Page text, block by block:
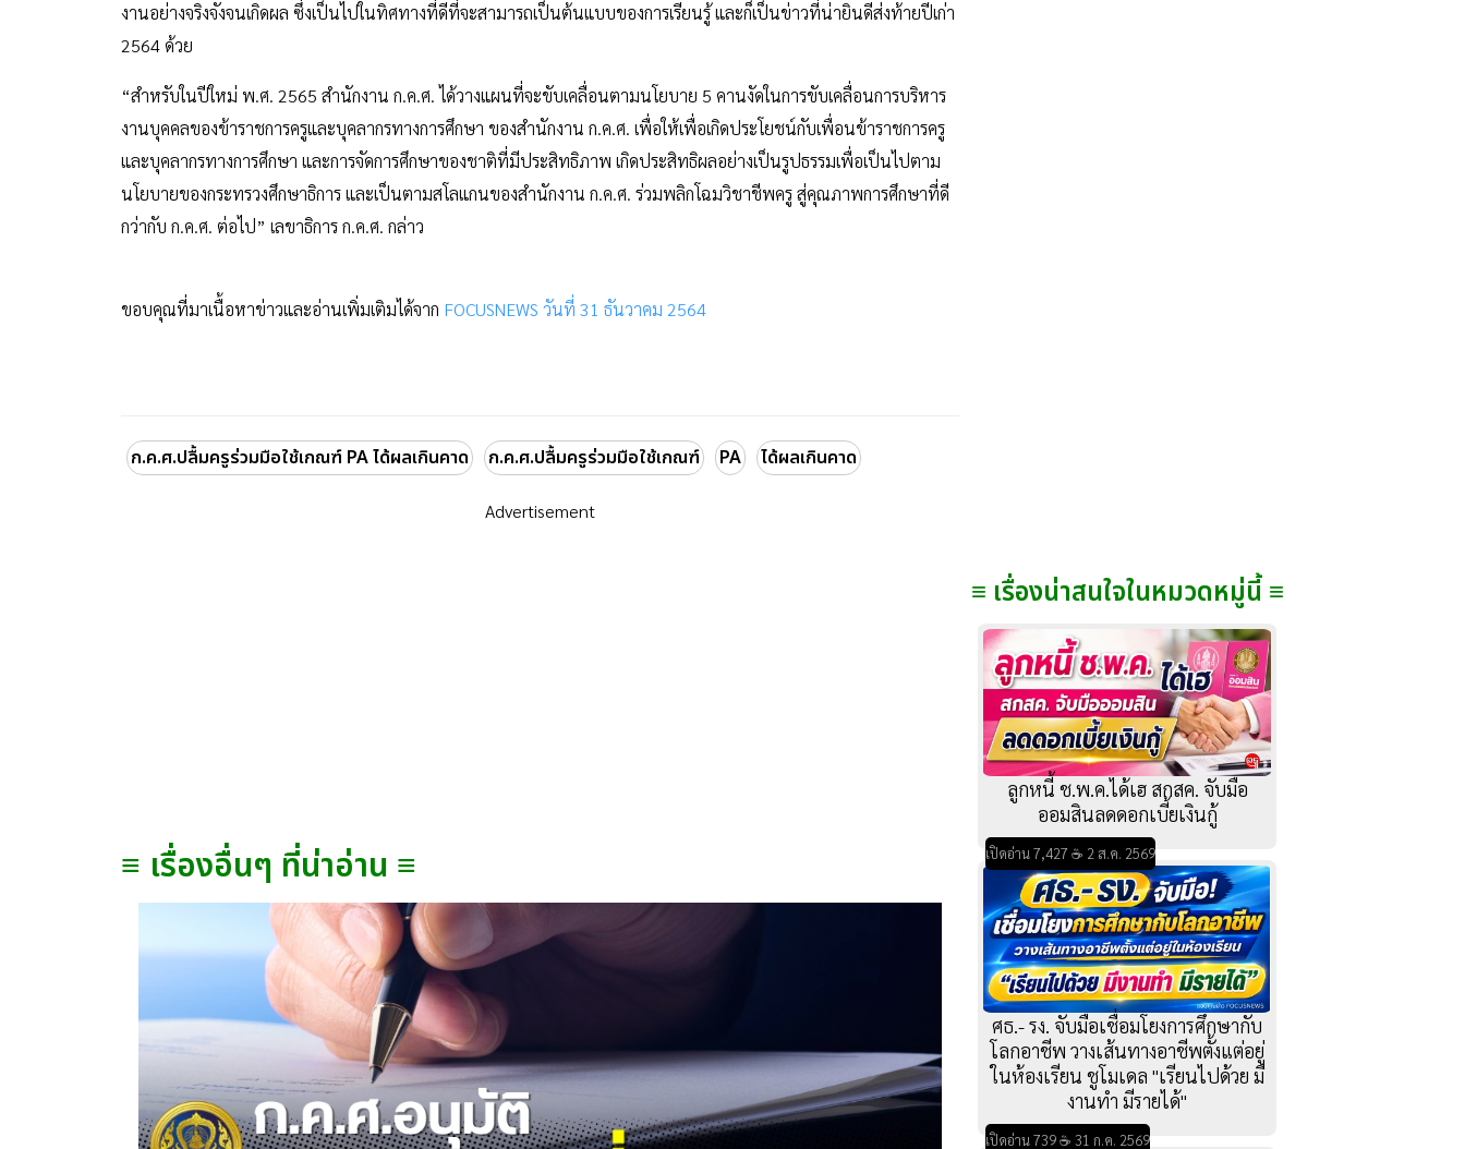
งานอย่างจริงจังจนเกิดผล ซึ่งเป็นไปในทิศทางที่ดีที่จะสามารถเป็นต้นแบบของการเรียนรู้ และก็เป็นข่าวที่น่ายินดีส่งท้ายปีเก่า
2564 ด้วย
“สำหรับในปีใหม่ พ.ศ. 2565 สำนักงาน ก.ค.ศ. ได้วางแผนที่จะขับเคลื่อนตามนโยบาย 5 คานงัดในการขับเคลื่อนการบริหาร
งานบุคคลของข้าราชการครูและบุคลากรทางการศึกษา ของสำนักงาน ก.ค.ศ. เพื่อให้เพื่อเกิดประโยชน์กับเพื่อนข้าราชการครู
และบุคลากรทางการศึกษา และการจัดการศึกษาของชาติที่มีประสิทธิภาพ เกิดประสิทธิผลอย่างเป็นรูปธรรมเพื่อเป็นไปตาม
นโยบายของกระทรวงศึกษาธิการ และเป็นตามสโลแกนของสำนักงาน ก.ค.ศ. ร่วมพลิกโฉมวิชาชีพครู สู่คุณภาพการศึกษาที่ดี
กว่ากับ ก.ค.ศ. ต่อไป” เลขาธิการ ก.ค.ศ. กล่าว
ขอบคุณที่มาเนื้อหาข่าวและอ่านเพิ่มเติมได้จาก FOCUSNEWS วันที่ 31 ธันวาคม 2564
ก.ค.ศ.ปลื้มครูร่วมมือใช้เกณฑ์ PA ได้ผลเกินคาด ก.ค.ศ.ปลื้มครูร่วมมือใช้เกณฑ์ PA ได้ผลเกินคาด
Advertisement
≡ เรื่องอื่นๆ ที่น่าอ่าน ≡
≡ เรื่องน่าสนใจในหมวดหมู่นี้ ≡
ลูกหนี้ ช.พ.ค.ได้เฮ สกสค. จับมือ
ออมสินลดดอกเบี้ยเงินกู้
เปิดอ่าน 7,427 ☕ 2 ส.ค. 2569
ศธ.- รง. จับมือเชื่อมโยงการศึกษากับ
โลกอาชีพ วางเส้นทางอาชีพตั้งแต่อยู่
ในห้องเรียน ชูโมเดล "เรียนไปด้วย มี
งานทำ มีรายได้"
เปิดอ่าน 739 ☕ 31 ก.ค. 2569